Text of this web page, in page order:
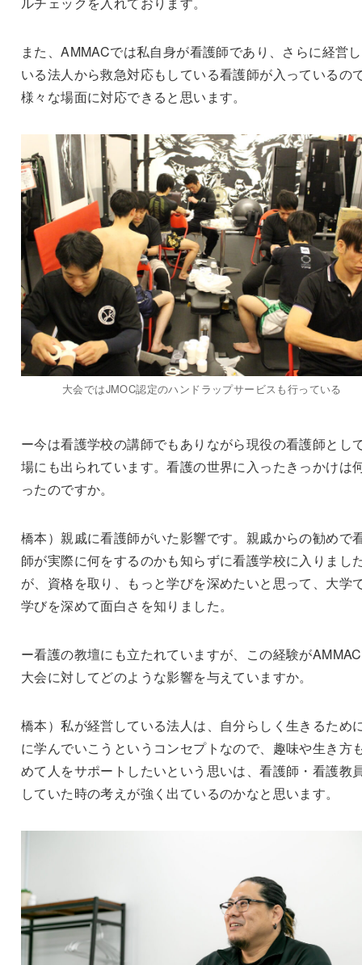
また、AMMACでは私自身が看護師であり、さらに経営
いる法人から救急対応もしている看護師が入っているの
様々な場面に対応できると思います。
大会ではJMOC認定のハンドラップサービスも行っている
ー今は看護学校の講師でもありながら現役の看護師とし
場にも出られています。看護の世界に入ったきっかけは
ったのですか。
橋本）親戚に看護師がいた影響です。親戚からの勧めで
師が実際に何をするのかも知らずに看護学校に入りまし
が、資格を取り、もっと学びを深めたいと思って、大学
学びを深めて面白さを知りました。
ー看護の教壇にも立たれていますが、この経験が
大会に対してどのような影響を与えていますか。
橋本）私が経営している法人は、自分らしく生きるため
に学んでいこうというコンセプトなので、趣味や生き方
めて人をサポートしたいという思いは、看護師・看護教
していた時の考えが強く出ているのかなと思います。